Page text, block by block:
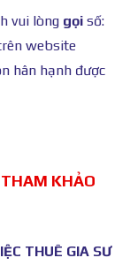
vui lòng gọi số:
website
hân hạnh được
KHẢO
THUÊ GIA SƯ